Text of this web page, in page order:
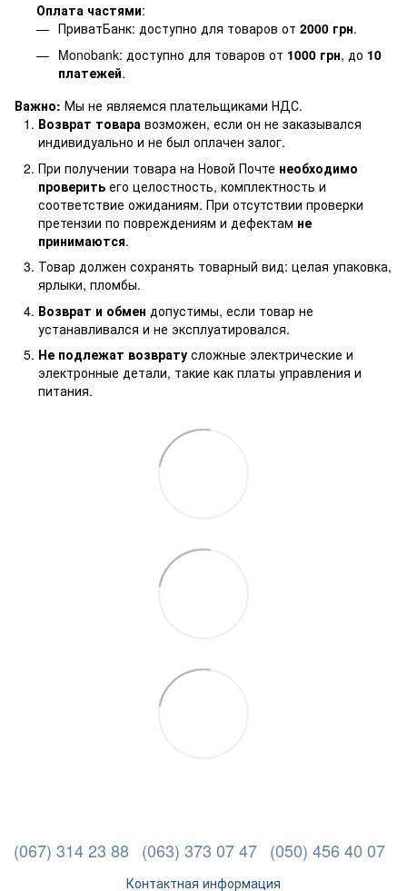
Оплата частями:
ПриватБанк: доступно для товаров от 2000 грн.
Monobank: доступно для товаров от 1000 грн, до 10
платежей.
Важно: Мы не являемся плательщиками НДС.
Возврат товара возможен, если он не заказывался
индивидуально и не был оплачен залог.
При получении товара на Новой Почте необходимо
проверить его целостность, комплектность и
соответствие ожиданиям. При отсутствии проверки
претензии по повреждениям и дефектам не
принимаются.
Товар должен сохранять товарный вид: целая упаковка,
ярлыки, пломбы.
Возврат и обмен допустимы, если товар не
устанавливался и не эксплуатировался.
Не подлежат возврату сложные электрические и
электронные детали, такие как платы управления и
питания.
(067) 314 23 88 (063) 373 07 47 (050) 456 40 07
Контактная информация